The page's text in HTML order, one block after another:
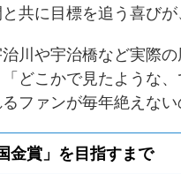
共に目標を追う喜び
川や宇治橋など実際
どこかで見たような
ファンが毎年絶えない
金賞」を目指すまで